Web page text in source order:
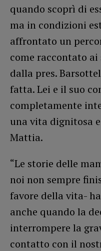
quando scoprì di
ma in condizioni
affrontato un
come raccontato ai
dalla pres.
fatta. Lei e il suo
completamente
una vita dignitosa
Mattia.
“Le storie delle
noi non sempre
favore della vita-
anche quando la
interrompere la
contatto con il